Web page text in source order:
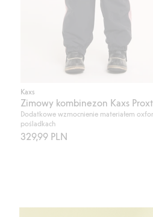
Kaxs
Zimowy kombinezon Kaxs
Dodatkowe wzmocnienie materiałem
pośladkach
329,99 PLN